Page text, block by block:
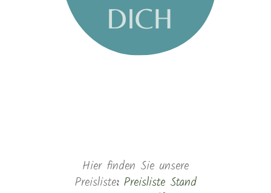
Hier finden Sie unsere
Preisliste: Preisliste Stand